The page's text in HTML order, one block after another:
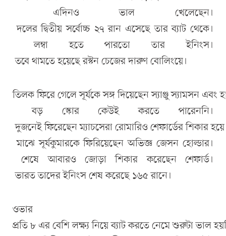
এদিনও ভাল খেলেছেন।
দলের দ্বিতীয় সর্বোচ্চ ২৭ রান এসেছে তার ব্যাট থেকে।
লম্বা হতে পারতো তার ইনিংস।
তবে থামতে হয়েছে রস্টন চেজের দারুণ বোলিংয়ে।
তিলক ফিরে গেলে সূর্যকে সঙ্গ দিয়েছেন স্যাঞ্জু স্যামসন এবং
বড় স্কোর কেউই করতে পারেননি।
দুজনেই ফিরেছেন ম্যাচসেরা রোমারিও শেফার্ডের শিকার
মাঝে সূর্যকুমারকে ফিরিয়েছেন অভিজ্ঞ জেসন হোল্ডার।
শেষে আবারও জোড়া শিকার করেছেন শেফার্ড।
ভারত তাদের ইনিংস শেষ করেছে ১৬৫ রানে।
ওভার
প্রতি ৮ এর বেশি লক্ষ্য নিয়ে ব্যাট করতে নেমে শুরুটা ভাল